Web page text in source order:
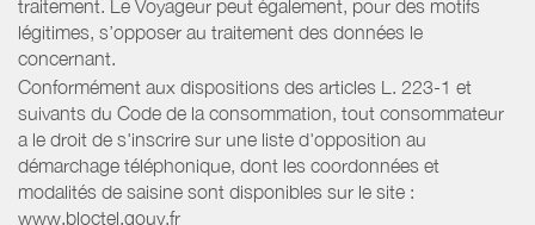
traitement. Le Voyageur peut également, pour des motifs
légitimes, s’opposer au traitement des données le
concernant.
Conformément aux dispositions des articles L. 223-1 et
suivants du Code de la consommation, tout consommateur
a le droit de s'inscrire sur une liste d'opposition au
démarchage téléphonique, dont les coordonnées et
modalités de saisine sont disponibles sur le site :
www.bloctel.gouv.fr